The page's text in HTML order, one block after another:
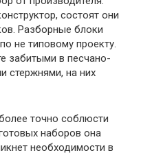
состоят они
Разборные блоки
не типовому проекту.
забитыми в песчано-
стержнями, на них
точно соблюсти
наборов она
необходимости в